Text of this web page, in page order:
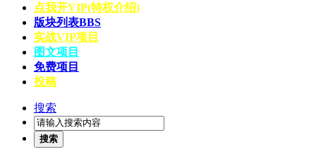
点我开VIP(特权介绍)
版块列表BBS
实战VIP项目
图文项目
免费项目
投稿
搜索
搜索